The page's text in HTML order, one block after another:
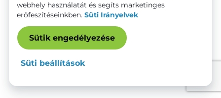
webhely használatát és segíts marketinges
erőfeszítéseinkben. Süti Irányelvek
Sütik engedélyezése
Süti beállítások